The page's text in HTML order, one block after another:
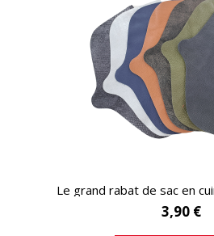
APERÇU
Le grand rabat de sac en
3,90 €